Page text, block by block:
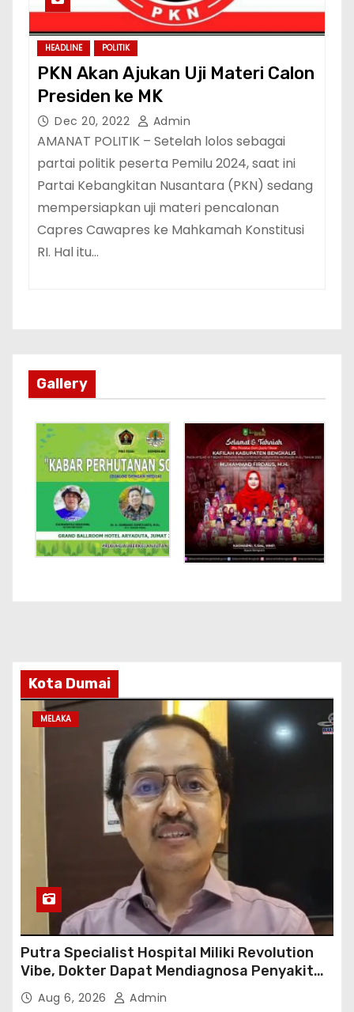
HEADLINE POLITIK
PKN Akan Ajukan Uji Materi Calon
Presiden ke MK
Dec 20, 2022 Admin
AMANAT POLITIK – Setelah lolos sebagai
partai politik peserta Pemilu 2024, saat ini
Partai Kebangkitan Nusantara (PKN) sedang
mempersiapkan uji materi pencalonan
Capres Cawapres ke Mahkamah Konstitusi
RI. Hal itu…
Gallery
Kota Dumai
MELAKA
Putra Specialist Hospital Miliki Revolution
Vibe, Dokter Dapat Mendiagnosa Penyakit
dengan Tepat
Aug 6, 2026 Admin